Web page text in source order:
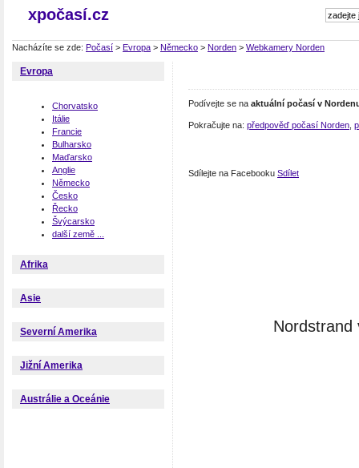
xpočasí.cz
Nacházíte se zde: Počasí > Evropa > Německo > Norden > Webkamery Norden
Evropa
Chorvatsko
Itálie
Francie
Bulharsko
Maďarsko
Anglie
Německo
Česko
Řecko
Švýcarsko
další země ...
Afrika
Asie
Severní Amerika
Jižní Amerika
Austrálie a Oceánie
Podívejte se na aktuální počasí v
Pokračujte na: předpověď počasí Norden
Sdílejte na Facebooku Sdílet
Nordstrand